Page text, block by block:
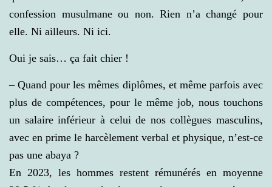
confession musulmane ou non. Rien n’a changé pour
elle. Ni ailleurs. Ni ici.
Oui je sais… ça fait chier !
– Quand pour les mêmes diplômes, et même parfois avec
plus de compétences, pour le même job, nous touchons
un salaire inférieur à celui de nos collègues masculins,
avec en prime le harcèlement verbal et physique, n’est-ce
pas une abaya ?
En 2023, les hommes restent rémunérés en moyenne